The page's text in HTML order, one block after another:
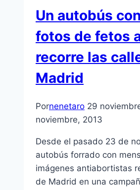
Un autobús
fotos de fetos
recorre las
Madrid
Pornenetaro 29
noviembre, 2013
Desde el pasado 23 de
autobús forrado con
imágenes antiabortistas
de Madrid en una